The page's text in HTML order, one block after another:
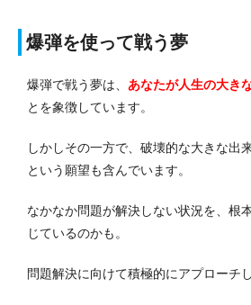
爆弾を使って戦う夢
爆弾で戦う夢は、 あなたが人生の大き
とを象徴しています。
しかしその一方で、破壊的な大きな出
という願望も含んでいます。
なかなか問題が解決しない状況を、根
じているのかも。
問題解決に向けて積極的にアプローチ